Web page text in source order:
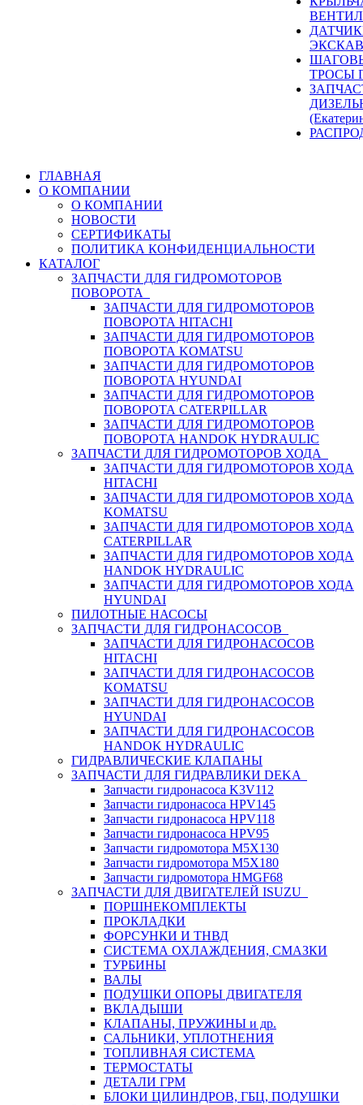
ТРОСЫ
ГЛАВНАЯ
О КОМПАНИИ
О КОМПАНИИ
НОВОСТИ
СЕРТИФИКАТЫ
ПОЛИТИКА КОНФИДЕНЦИАЛЬНОСТИ
КАТАЛОГ
ЗАПЧАСТИ ДЛЯ ГИДРОМОТОРОВ
ПОВОРОТА
ЗАПЧАСТИ ДЛЯ ГИДРОМОТОРОВ
ПОВОРОТА HITACHI
ЗАПЧАСТИ ДЛЯ ГИДРОМОТОРОВ
ПОВОРОТА KOMATSU
ЗАПЧАСТИ ДЛЯ ГИДРОМОТОРОВ
ПОВОРОТА HYUNDAI
ЗАПЧАСТИ ДЛЯ ГИДРОМОТОРОВ
ПОВОРОТА CATERPILLAR
ЗАПЧАСТИ ДЛЯ ГИДРОМОТОРОВ
ПОВОРОТА HANDOK HYDRAULIC
ЗАПЧАСТИ ДЛЯ ГИДРОМОТОРОВ ХОДА
ЗАПЧАСТИ ДЛЯ ГИДРОМОТОРОВ ХОДА
HITACHI
ЗАПЧАСТИ ДЛЯ ГИДРОМОТОРОВ ХОДА
KOMATSU
ЗАПЧАСТИ ДЛЯ ГИДРОМОТОРОВ ХОДА
CATERPILLAR
ЗАПЧАСТИ ДЛЯ ГИДРОМОТОРОВ ХОДА
HANDOK HYDRAULIC
ЗАПЧАСТИ ДЛЯ ГИДРОМОТОРОВ ХОДА
HYUNDAI
ПИЛОТНЫЕ НАСОСЫ
ЗАПЧАСТИ ДЛЯ ГИДРОНАСОСОВ
ЗАПЧАСТИ ДЛЯ ГИДРОНАСОСОВ
HITACHI
ЗАПЧАСТИ ДЛЯ ГИДРОНАСОСОВ
KOMATSU
ЗАПЧАСТИ ДЛЯ ГИДРОНАСОСОВ
HYUNDAI
ЗАПЧАСТИ ДЛЯ ГИДРОНАСОСОВ
HANDOK HYDRAULIC
ГИДРАВЛИЧЕСКИЕ КЛАПАНЫ
ЗАПЧАСТИ ДЛЯ ГИДРАВЛИКИ DEKA
Запчасти гидронасоса K3V112
Запчасти гидронасоса HPV145
Запчасти гидронасоса HPV118
Запчасти гидронасоса HPV95
Запчасти гидромотора M5X130
Запчасти гидромотора M5X180
Запчасти гидромотора HMGF68
ЗАПЧАСТИ ДЛЯ ДВИГАТЕЛЕЙ ISUZU
ПОРШНЕКОМПЛЕКТЫ
ПРОКЛАДКИ
ФОРСУНКИ И ТНВД
СИСТЕМА ОХЛАЖДЕНИЯ, СМАЗКИ
ТУРБИНЫ
ВАЛЫ
ПОДУШКИ ОПОРЫ ДВИГАТЕЛЯ
ВКЛАДЫШИ
КЛАПАНЫ, ПРУЖИНЫ и др.
САЛЬНИКИ, УПЛОТНЕНИЯ
ТОПЛИВНАЯ СИСТЕМА
ТЕРМОСТАТЫ
ДЕТАЛИ ГРМ
БЛОКИ ЦИЛИНДРОВ, ГБЦ, ПОДУШКИ